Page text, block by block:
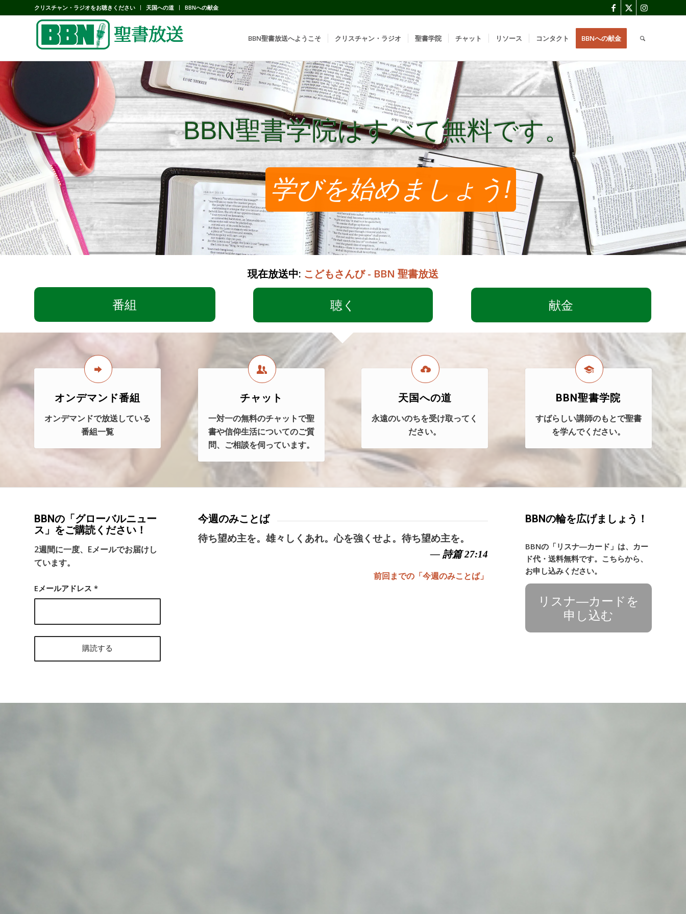
クリスチャン・ラジオをお聴きください 天国への道 BBNへの献金
BBN聖書放送へようこそ クリスチャン・ラジオ 聖書学院 チャット リソース コンタクト BBNへの献金
BBN聖書学院はすべて無料です。
BBN聖書学院はすべて無料です。
学びを始めましょう!
現在放送中: こどもさんび - BBN 聖書放送
番組 聴く 献金
オンデマンド番組
オンデマンドで放送している
番組一覧
チャット
一対一の無料のチャットで聖
書や信仰生活についてのご質
問、ご相談を伺っています。
天国への道
永遠のいのちを受け取ってく
ださい。
BBN聖書学院
すばらしい講師のもとで聖書
を学んでください。
BBNの「グローバルニュー
ス」をご購読ください！
2週間に一度、Eメールでお届けし
ています。
Eメールアドレス *
今週のみことば
待ち望め主を。雄々しくあれ。心を強くせよ。待ち望め主を。
— 詩篇 27:14
前回までの「今週のみことば」
BBNの輪を広げましょう！
BBNの「リスナ―カード」は、カー
ド代・送料無料です。こちらから、
お申し込みください。
リスナ―カードを
申し込む